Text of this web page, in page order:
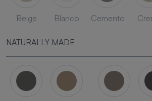
Beige Blanco Cemento
NATURALLY MADE